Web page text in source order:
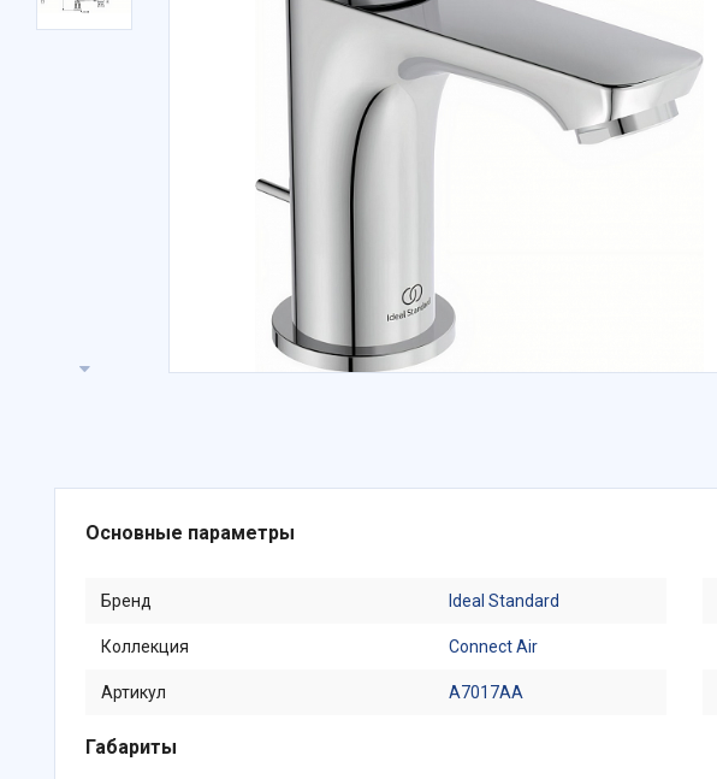
Основные параметры
Бренд Ideal Standard
Коллекция Connect Air
Артикул A7017AA
Габариты